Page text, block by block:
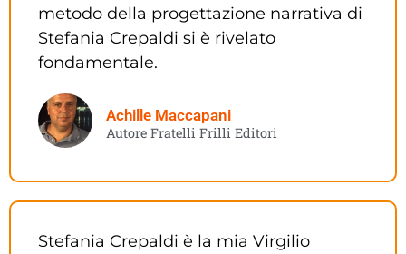
metodo della progettazione narrativa di
Stefania Crepaldi si è rivelato
fondamentale.
Achille Maccapani
Autore Fratelli Frilli Editori
Stefania Crepaldi è la mia Virgilio